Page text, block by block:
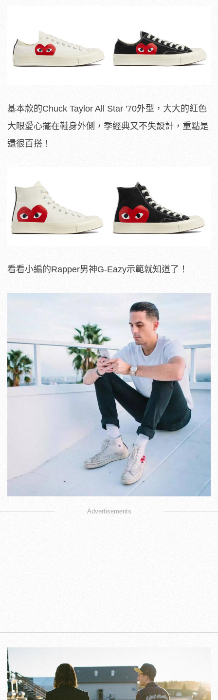
基本款的Chuck Taylor All Star '70外型，大大的紅色
大眼愛心擺在鞋身外側，季經典又不失設計，重點是
還很百搭！
看看小編的Rapper男神G-Eazy示範就知道了！
Advertisements